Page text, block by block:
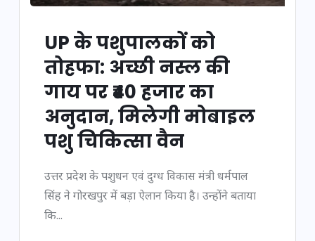
UP के पशुपालकों को
तोहफा: अच्छी नस्ल की
गाय पर ₹40 हजार का
अनुदान, मिलेगी मोबाइल
पशु चिकित्सा वैन
उत्तर प्रदेश के पशुधन एवं दुग्ध विकास मंत्री धर्मपाल
सिंह ने गोरखपुर में बड़ा ऐलान किया है। उन्होंने बताया
कि...